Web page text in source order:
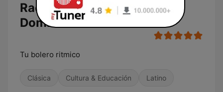
Radio La Bachatera
Dominicana
Tu bolero ritmico
Clásica Cultura & Educación Latino